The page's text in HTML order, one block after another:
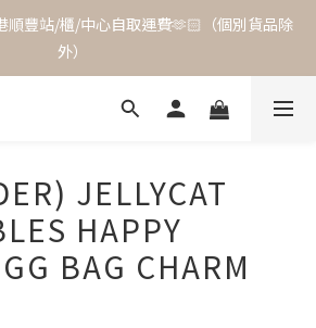
順豐站/櫃/中心自取運費🫶🏻（個別貨品除
外）
JELLYCAT
HAPPY
BAG CHARM